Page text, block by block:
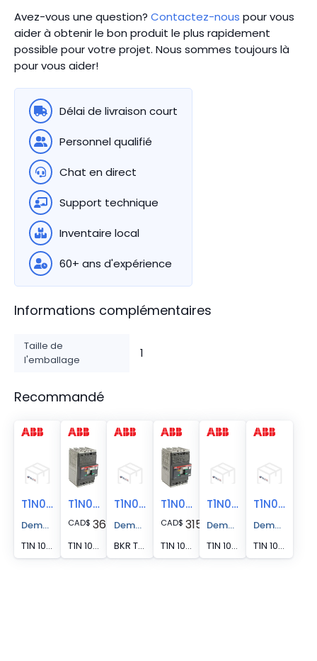
Avez-vous une question? Contactez-nous pour vous
aider à obtenir le bon produit le plus rapidement
possible pour votre projet. Nous sommes toujours là
pour vous aider!
Délai de livraison court
Personnel qualifié
Chat en direct
Support technique
Inventaire local
60+ ans d'expérience
Informations complémentaires
Taille de
l'emballage
1
Recommandé
T1N030TL-4
Demander un devis
T1N 100 UL/CSA TMF30-1000 4p F FCCu
T1N040TL
CAD$ 367.38
T1N 100A UL/CSA TMF40-1000A 3P F FCCU
T1N035TL
Demander un devis
BKR T1N 35A 3P TM UL F
T1N020TL
CAD$ 315.07
T1N 100A UL/CSA TMF20-1000A 3P F FCCU
T1N040TL-4
Demander un devis
T1N 100 UL/CSA TMF40-1000 4p F FCCu
T1N020TL-4
Demander
T1N 100 UL/CSA TMF20-1000 4p F FCCu